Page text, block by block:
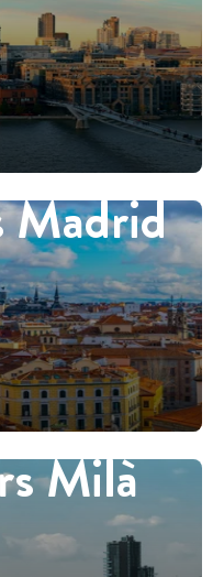
Madrid
Milà